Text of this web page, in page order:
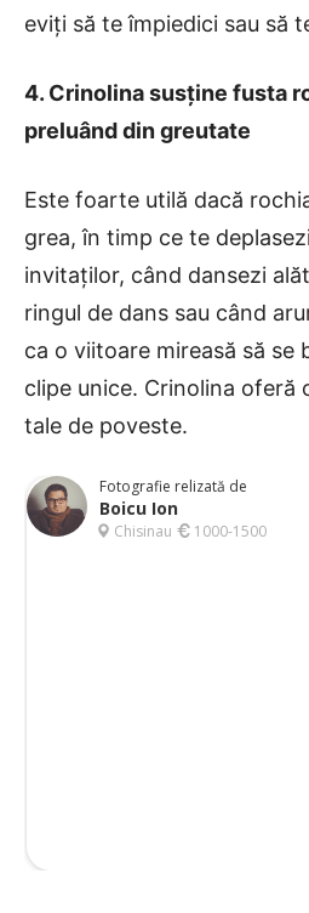
eviți să te împiedici sau să
4. Crinolina susține fusta
preluând din greutate
Este foarte utilă dacă
grea, în timp ce te
invitaților, când dansezi
ringul de dans sau când
ca o viitoare mireasă să se
clipe unice. Crinolina oferă
tale de poveste.